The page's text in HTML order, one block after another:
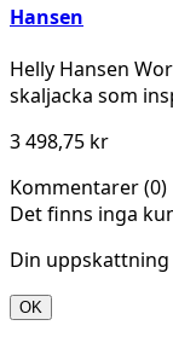
Hansen
Helly Hansen
skaljacka som
3 498,75 kr
Kommentarer (0)
Det finns inga
Din uppskattning
OK